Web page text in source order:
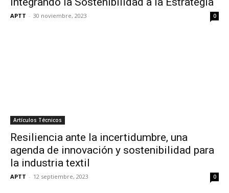
APTT - 30 noviembre, 2023 0
Artículos Técnicos
Resiliencia ante la incertidumbre, una
agenda de innovación y sostenibilidad para
la industria textil
APTT - 12 septiembre, 2023 0